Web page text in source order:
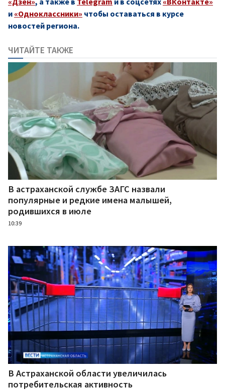
и «Одноклассники» чтобы оставаться в курсе
новостей региона.
ЧИТАЙТЕ ТАКЖЕ
В астраханской службе ЗАГС назвали
популярные и редкие имена малышей,
родившихся в июле
10:39
В Астраханской области увеличилась
потребительская активность